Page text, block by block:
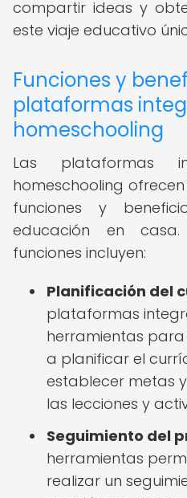
compartir ideas y
este viaje educativo
Funciones y
plataformas
homeschooling
Las plataformas
homeschooling
funciones y
educación en
funciones incluyen:
Planificación del
plataformas
herramientas
a planificar el
establecer metas
las lecciones y
Seguimiento del
herramientas
realizar un